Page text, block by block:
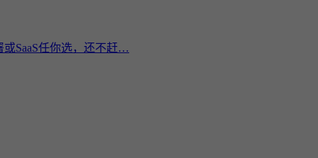
SaaS任你选，还不赶…